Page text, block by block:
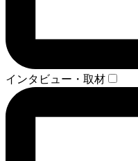
インタビュー・取材